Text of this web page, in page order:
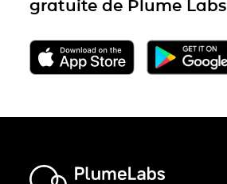
gratuite de Plume Labs